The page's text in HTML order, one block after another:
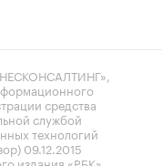
средства
службой
технологий
09.12.2015
издания «РБК»